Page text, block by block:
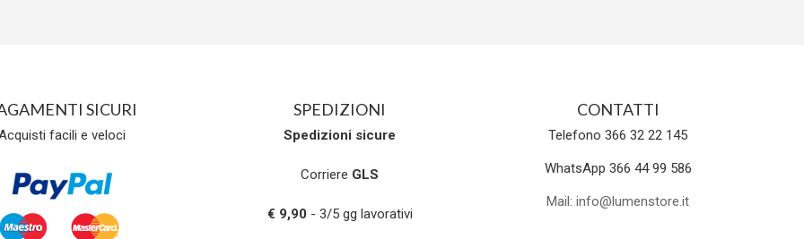
SICURI
facili e veloci
SPEDIZIONI
Spedizioni sicure
Corriere GLS
€ 9,90 - 3/5 gg lavorativi
CONTATTI
Telefono 366 32 22 145
WhatsApp 366 44 99 586
Mail: info@lumenstore.it